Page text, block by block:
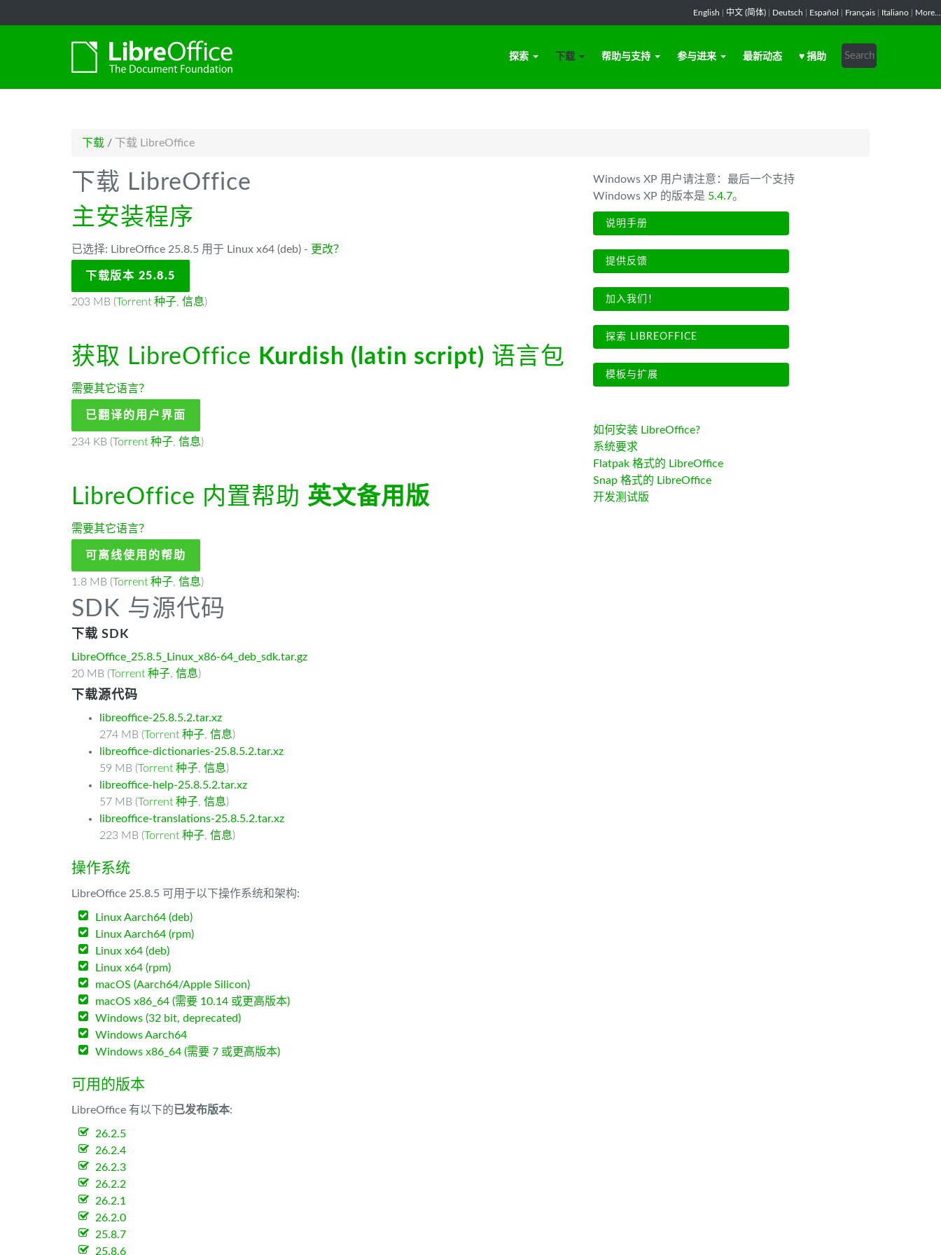
English 中文 (简体) Deutsch Español Français Italiano More...
探索 下载 帮助与支持 参与进来 最新动态 ♥ 捐助
下载 / 下载 LibreOffice
下载 LibreOffice
主安装程序
已选择: LibreOffice 25.8.5 用于 Linux x64 (deb) - 更改？
下载版本 25.8.5
203 MB (Torrent 种子, 信息)
获取 LibreOffice Kurdish (latin script) 语言包
需要其它语言？
已翻译的用户界面
234 KB (Torrent 种子, 信息)
LibreOffice 内置帮助 英文备用版
需要其它语言？
可离线使用的帮助
1.8 MB (Torrent 种子, 信息)
SDK 与源代码
下载 SDK
LibreOffice_25.8.5_Linux_x86-64_deb_sdk.tar.gz
20 MB (Torrent 种子, 信息)
下载源代码
libreoffice-25.8.5.2.tar.xz
274 MB (Torrent 种子, 信息)
libreoffice-dictionaries-25.8.5.2.tar.xz
59 MB (Torrent 种子, 信息)
libreoffice-help-25.8.5.2.tar.xz
57 MB (Torrent 种子, 信息)
libreoffice-translations-25.8.5.2.tar.xz
223 MB (Torrent 种子, 信息)
操作系统
LibreOffice 25.8.5 可用于以下操作系统和架构:
Linux Aarch64 (deb)
Linux Aarch64 (rpm)
Linux x64 (deb)
Linux x64 (rpm)
macOS (Aarch64/Apple Silicon)
macOS x86_64 (需要 10.14 或更高版本)
Windows (32 bit, deprecated)
Windows Aarch64
Windows x86_64 (需要 7 或更高版本)
可用的版本
LibreOffice 有以下的已发布版本:
26.2.5
26.2.4
26.2.3
26.2.2
26.2.1
26.2.0
25.8.7
25.8.6
Windows XP 用户请注意：最后一个支持
Windows XP 的版本是 5.4.7。
说明手册
提供反馈
加入我们！
探索 LIBREOFFICE
模板与扩展
如何安装 LibreOffice?
系统要求
Flatpak 格式的 LibreOffice
Snap 格式的 LibreOffice
开发测试版